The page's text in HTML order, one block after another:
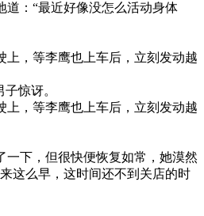
道：“最近好像没怎么活动身体
上，等李鹰也上车后，立刻发动越
惊讶。
上，等李鹰也上车后，立刻发动越
一下，但很快便恢复如常，她漠然
这么早，这时间还不到关店的时